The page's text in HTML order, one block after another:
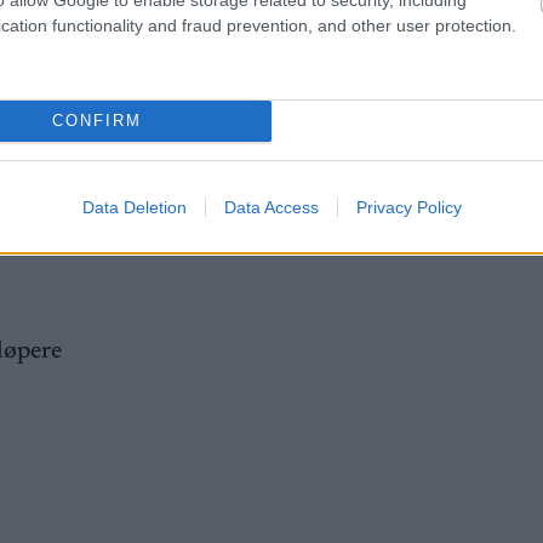
functionality and fraud prevention, and other user protection.
CONFIRM
Data Deletion Data Access Privacy Policy
rettigheter til å kunne kreve at utøvere og
sier Sofienlund.
onsdag 15. januar. Deretter følger skøytesprint på
stafetter på søndag 19. januar. VM-uttaket